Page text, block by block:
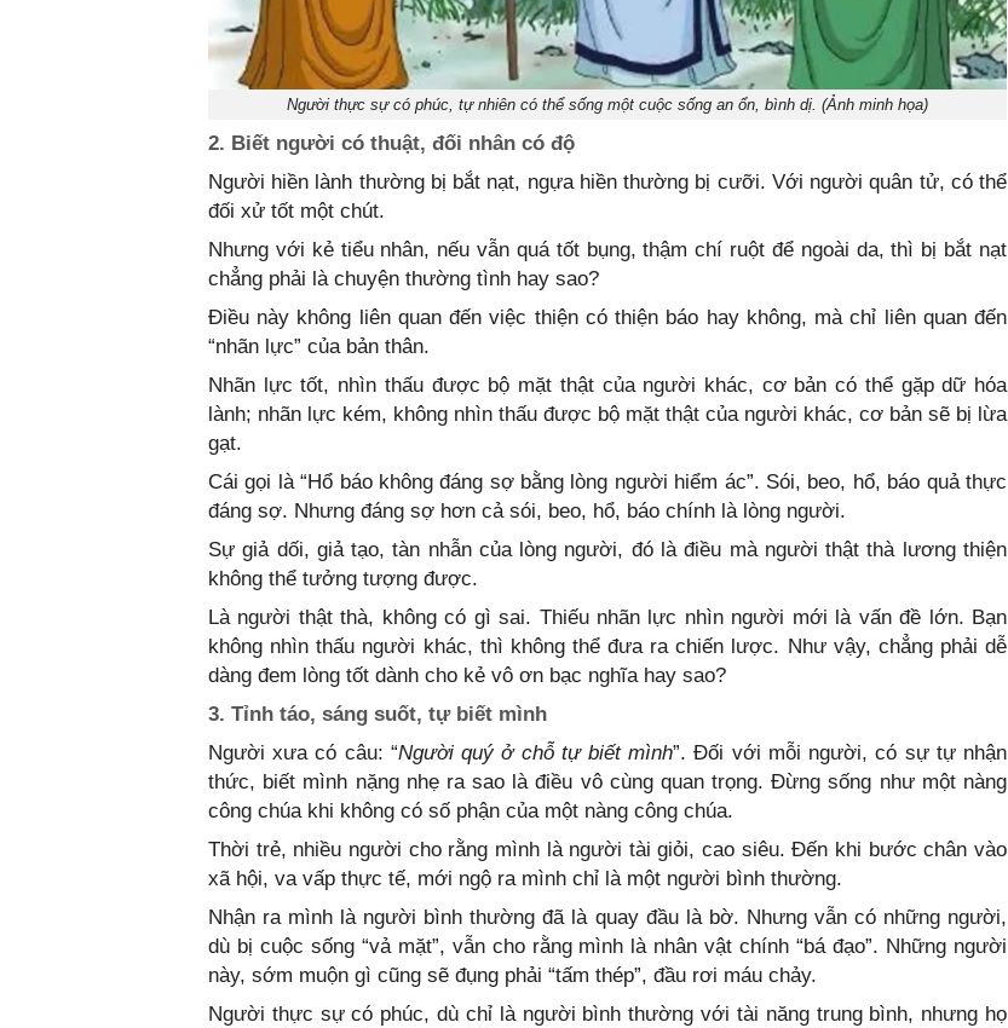
Người thực sự có phúc, tự nhiên có thể sống một cuộc sống an ổn, bình dị. (Ảnh minh họa)
2. Biết người có thuật, đối nhân có độ
Người hiền lành thường bị bắt nạt, ngựa hiền thường bị cưỡi. Với người quân tử, có thể
đối xử tốt một chút.
Nhưng với kẻ tiểu nhân, nếu vẫn quá tốt bụng, thậm chí ruột để ngoài da, thì bị bắt nạt
chẳng phải là chuyện thường tình hay sao?
Điều này không liên quan đến việc thiện có thiện báo hay không, mà chỉ liên quan đến
“nhãn lực” của bản thân.
Nhãn lực tốt, nhìn thấu được bộ mặt thật của người khác, cơ bản có thể gặp dữ hóa
lành; nhãn lực kém, không nhìn thấu được bộ mặt thật của người khác, cơ bản sẽ bị lừa
gạt.
Cái gọi là “Hổ báo không đáng sợ bằng lòng người hiểm ác”. Sói, beo, hổ, báo quả thực
đáng sợ. Nhưng đáng sợ hơn cả sói, beo, hổ, báo chính là lòng người.
Sự giả dối, giả tạo, tàn nhẫn của lòng người, đó là điều mà người thật thà lương thiện
không thể tưởng tượng được.
Là người thật thà, không có gì sai. Thiếu nhãn lực nhìn người mới là vấn đề lớn. Bạn
không nhìn thấu người khác, thì không thể đưa ra chiến lược. Như vậy, chẳng phải dễ
dàng đem lòng tốt dành cho kẻ vô ơn bạc nghĩa hay sao?
3. Tỉnh táo, sáng suốt, tự biết mình
Người xưa có câu: “Người quý ở chỗ tự biết mình”. Đối với mỗi người, có sự tự nhận
thức, biết mình nặng nhẹ ra sao là điều vô cùng quan trọng. Đừng sống như một nàng
công chúa khi không có số phận của một nàng công chúa.
Thời trẻ, nhiều người cho rằng mình là người tài giỏi, cao siêu. Đến khi bước chân vào
xã hội, va vấp thực tế, mới ngộ ra mình chỉ là một người bình thường.
Nhận ra mình là người bình thường đã là quay đầu là bờ. Nhưng vẫn có những người,
dù bị cuộc sống “vả mặt”, vẫn cho rằng mình là nhân vật chính “bá đạo”. Những người
này, sớm muộn gì cũng sẽ đụng phải “tấm thép”, đầu rơi máu chảy.
Người thực sự có phúc, dù chỉ là người bình thường với tài năng trung bình, nhưng họ